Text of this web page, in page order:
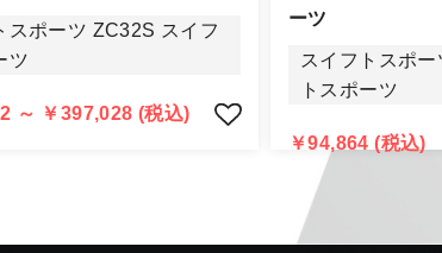
合（商品誤発送・初期不良・運送破損等）につ
、同等品・代替品への交換対応の手配をさせて
込となりますことを予めご了承下さい。
スポーツ ZC32S スイフ
ツ
～ ￥397,028 (税込)
ーツ
スイフトスポ
トスポーツ
￥94,864 (税込)